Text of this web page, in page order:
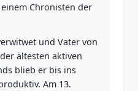
Chronisten der
und Vater von
ältesten aktiven
blieb er bis ins
Am 13.